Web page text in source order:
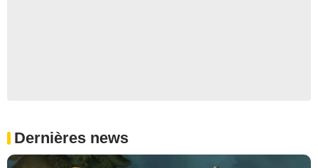
Dernières news